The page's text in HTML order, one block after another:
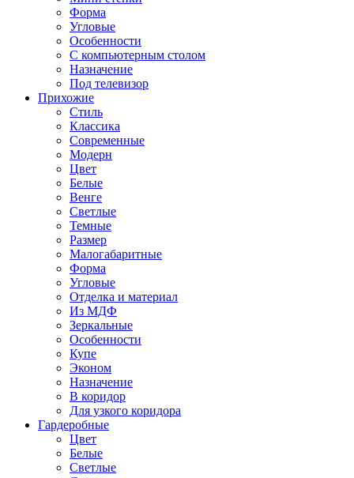
Форма
Угловые
Особенности
С компьютерным столом
Назначение
Под телевизор
Прихожие
Стиль
Классика
Современные
Модерн
Цвет
Белые
Венге
Светлые
Темные
Размер
Малогабаритные
Форма
Угловые
Отделка и материал
Из МДФ
Зеркальные
Особенности
Купе
Эконом
Назначение
В коридор
Для узкого коридора
Гардеробные
Цвет
Белые
Светлые